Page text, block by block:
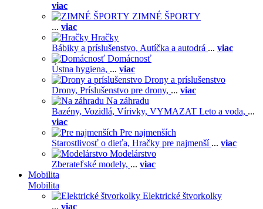
viac
ZIMNÉ ŠPORTY
... viac
Hračky
Bábiky a príslušenstvo, Autíčka a autodrá ... viac
Domácnosť
Ústna hygiena, ... viac
Drony a príslušenstvo
Drony, Príslušenstvo pre drony, ... viac
Na záhradu
Bazény, Vozidlá, Vírivky, VYMAZAT Leto a voda, ...
viac
Pre najmenších
Starostlivosť o dieťa, Hračky pre najmenší ... viac
Modelárstvo
Zberateľské modely, ... viac
Mobilita
Mobilita
Elektrické štvorkolky
... viac